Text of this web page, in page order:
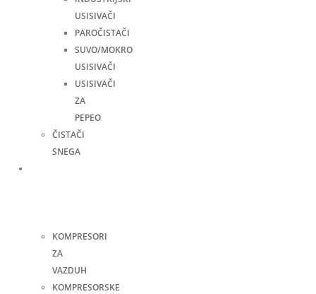
USISIVAČI
PAROČISTAČI
SUVO/MOKRO
USISIVAČI
USISIVAČI
ZA
PEPEO
ČISTAČI
SNEGA
KOMPRESORI
ZA
VAZDUH
KOMPRESORSKE